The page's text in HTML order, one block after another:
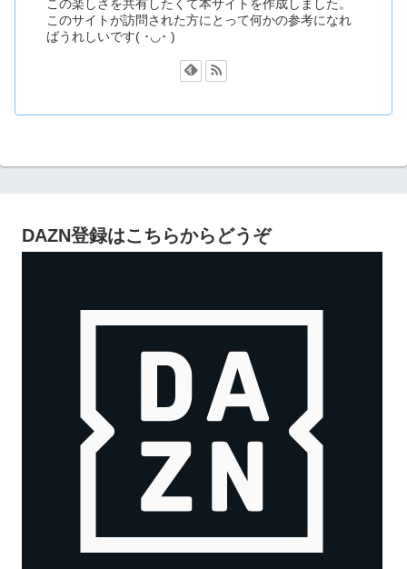
この楽しさを共有したくて本サイトを作成しました。
このサイトが訪問された方にとって何かの参考になれ
ばうれしいです( ･◡･ )
DAZN登録はこちらからどうぞ